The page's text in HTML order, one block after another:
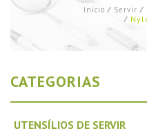
Início ⁄ Servir ⁄
⁄
CATEGORIAS
UTENSÍLIOS DE SERVIR